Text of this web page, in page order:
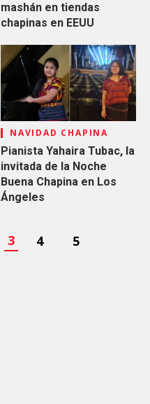
mashán en tiendas
chapinas en EEUU
NAVIDAD CHAPINA
Pianista Yahaira Tubac, la
invitada de la Noche
Buena Chapina en Los
Ángeles
3 4 5